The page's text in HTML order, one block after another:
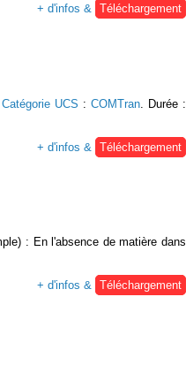
+ d'infos &
Téléchargement
Catégorie UCS : COMTran. Durée :
+ d'infos &
Téléchargement
: En l'absence de matière dans
+ d'infos & Téléchargement